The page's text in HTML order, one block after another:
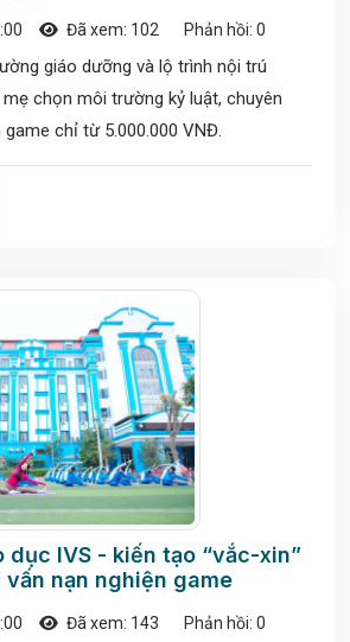
Đã xem: 102 Phản hồi: 0
giáo dưỡng và lộ trình nội trú
mẹ chọn môi trường kỷ luật, chuyên
chỉ từ 5.000.000 VNĐ.
dục IVS - kiến tạo “vắc-xin”
nạn nghiện game
Đã xem: 143 Phản hồi: 0